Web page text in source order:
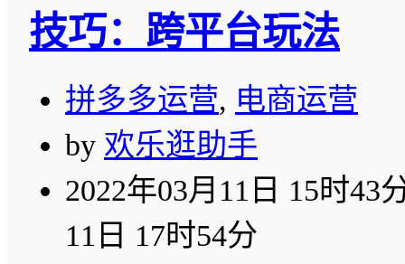
技巧：跨平台玩法
拼多多运营, 电商运营
by 欢乐逛助手
2022年03月11日 15时43
11日 17时54分